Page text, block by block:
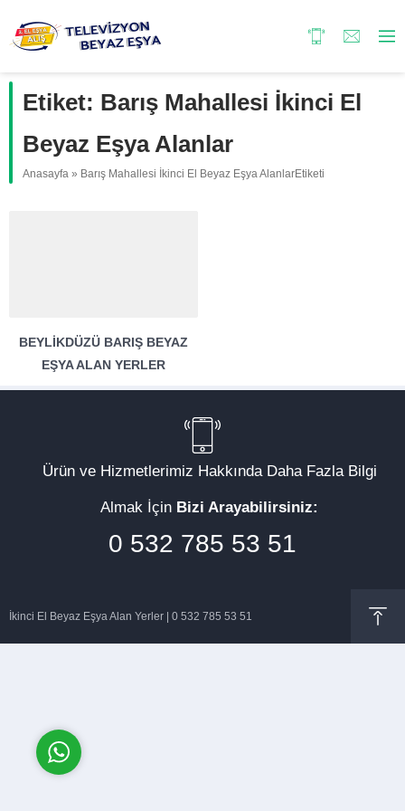
Etiket: Barış Mahallesi İkinci El
Beyaz Eşya Alanlar
Anasayfa » Barış Mahallesi İkinci El Beyaz Eşya AlanlarEtiketi
BEYLIKDÜZÜ BARIŞ BEYAZ
EŞYA ALAN YERLER
Ürün ve Hizmetlerimiz Hakkında Daha Fazla Bilgi
Almak İçin Bizi Arayabilirsiniz:
0 532 785 53 51
İkinci El Beyaz Eşya Alan Yerler | 0 532 785 53 51